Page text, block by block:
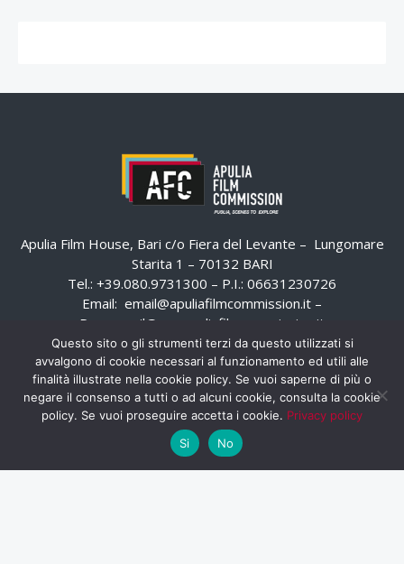
Apulia Film House, Bari c/o Fiera del Levante – Lungomare
Starita 1 – 70132 BARI
Tel.: +39.080.9731300 – P.I.: 06631230726
Email: email@apuliafilmcommission.it –
Pec:
email@pec.apuliafilmcommission.it
Questo sito o gli strumenti terzi da questo utilizzati si
avvalgono di cookie necessari al funzionamento ed utili alle
finalità illustrate nella cookie policy. Se vuoi saperne di più o
negare il consenso a tutti o ad alcuni cookie, consulta la cookie
policy. Se vuoi proseguire accetta i cookie. Privacy policy
Si
No